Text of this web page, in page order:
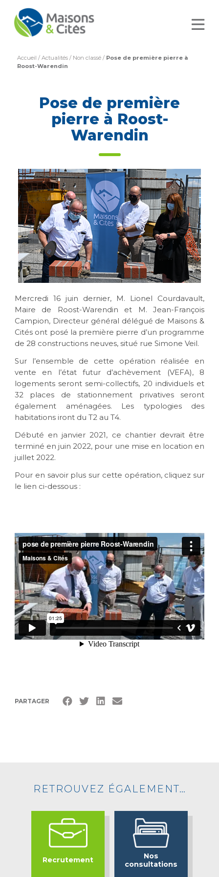
Accueil / Actualités / Non classé / Pose de première pierre à
Roost-Warendin
Pose de première
pierre à Roost-
Warendin
Mercredi 16 juin dernier, M. Lionel Courdavault,
Maire de Roost-Warendin et M. Jean-François
Campion, Directeur général délégué de Maisons &
Cités ont posé la première pierre d’un programme
de 28 constructions neuves, situé rue Simone Veil.
Sur l’ensemble de cette opération réalisée en
vente en l’état futur d’achèvement (VEFA), 8
logements seront semi-collectifs, 20 individuels et
32 places de stationnement privatives seront
également aménagées. Les typologies des
habitations iront du T2 au T4.
Débuté en janvier 2021, ce chantier devrait être
terminé en juin 2022, pour une mise en location en
juillet 2022.
Pour en savoir plus sur cette opération, cliquez sur
le lien ci-dessous :
PARTAGER
RETROUVEZ ÉGALEMENT…
Recrutement
Nos
consultations